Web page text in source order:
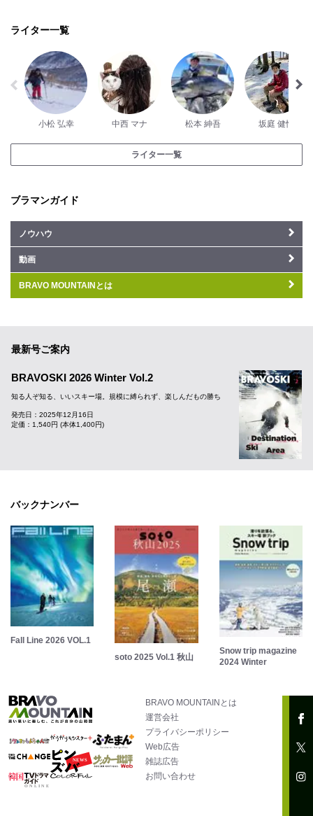
ライター一覧
小松 弘幸 中西 マナ 松本 紳吾 坂庭 健悟
ライター一覧
ブラマンガイド
ノウハウ
動画
BRAVO MOUNTAINとは
最新号ご案内
BRAVOSKI 2026 Winter Vol.2
知る人ぞ知る、いいスキー場。規模に縛られず、楽しんだもの勝ち
発売日：2025年12月16日
定価：1,540円 (本体1,400円)
バックナンバー
Fall Line 2026 VOL.1
soto 2025 Vol.1 秋山
Snow trip magazine
2024 Winter
BRAVO MOUNTAINとは
運営会社
プライバシーポリシー
Web広告
雑誌広告
お問い合わせ